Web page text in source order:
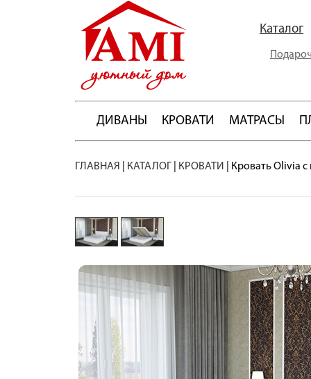
Каталог
ДИВАНЫ КРОВАТИ МАТРАСЫ
ГЛАВНАЯ КАТАЛОГ КРОВАТИ Кровать Olivia